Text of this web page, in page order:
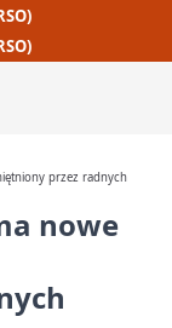
przez radnych
nowe